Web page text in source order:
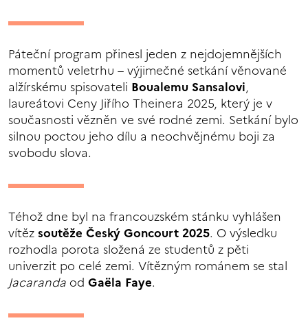
Páteční program přinesl jeden z nejdojemnějších
momentů veletrhu – výjimečné setkání věnované
alžírskému spisovateli Boualemu Sansalovi,
laureátovi Ceny Jiřího Theinera 2025, který je v
současnosti vězněn ve své rodné zemi. Setkání bylo
silnou poctou jeho dílu a neochvějnému boji za
svobodu slova.
Téhož dne byl na francouzském stánku vyhlášen
vítězsoutěže Český Goncourt 2025. O výsledku
rozhodla porota složená ze studentů z pěti
univerzit po celé zemi. Vítězným románem se stal
Jacaranda od Gaëla Faye.